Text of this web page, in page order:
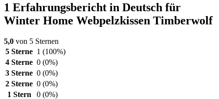
1 Erfahrungsbericht in Deutsch für
Winter Home Webpelzkissen Timberwolf
5,0 von 5 Sternen
5 Sterne 1 (100%)
4 Sterne 0 (0%)
3 Sterne 0 (0%)
2 Sterne 0 (0%)
1 Stern
0 (0%)